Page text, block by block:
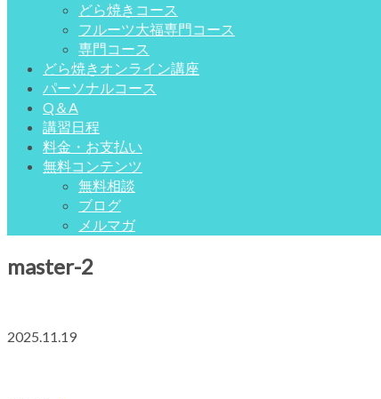
どら焼きコース
フルーツ大福専門コース
専門コース
どら焼きオンライン講座
パーソナルコース
Q＆A
講習日程
料金・お支払い
無料コンテンツ
無料相談
ブログ
メルマガ
master-2
2025.11.19